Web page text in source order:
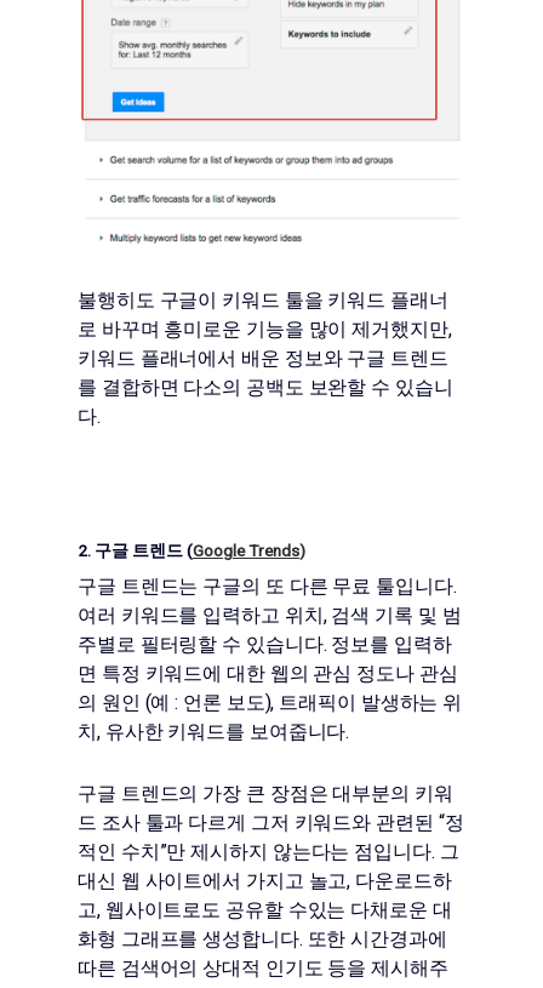
불행히도 구글이 키워드 툴을 키워드 플래너
로 바꾸며 흥미로운 기능을 많이 제거했지만,
키워드 플래너에서 배운 정보와 구글 트렌드
를 결합하면 다소의 공백도 보완할 수 있습니
다.
2. 구글 트렌드 (Google Trends)
구글 트렌드는 구글의 또 다른 무료 툴입니다.
여러 키워드를 입력하고 위치, 검색 기록 및 범
주별로 필터링할 수 있습니다. 정보를 입력하
면 특정 키워드에 대한 웹의 관심 정도나 관심
의 원인 (예 : 언론 보도), 트래픽이 발생하는 위
치, 유사한 키워드를 보여줍니다.
구글 트렌드의 가장 큰 장점은 대부분의 키워
드 조사 툴과 다르게 그저 키워드와 관련된 “정
적인 수치”만 제시하지 않는다는 점입니다. 그
대신 웹 사이트에서 가지고 놀고, 다운로드하
고, 웹사이트로도 공유할 수있는 다채로운 대
화형 그래프를 생성합니다. 또한 시간경과에
따른 검색어의 상대적 인기도 등을 제시해주